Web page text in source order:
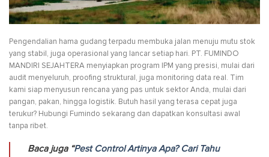
Pengendalian hama gudang terpadu membuka jalan menuju mutu stok
yang stabil, juga operasional yang lancar setiap hari. PT. FUMINDO
MANDIRI SEJAHTERA menyiapkan program IPM yang presisi, mulai dari
audit menyeluruh, proofing struktural, juga monitoring data real. Tim
kami siap menyusun rencana yang pas untuk sektor Anda, mulai dari
pangan, pakan, hingga logistik. Butuh hasil yang terasa cepat juga
terukur? Hubungi Fumindo sekarang dan dapatkan konsultasi awal
tanpa ribet.
Baca juga “Pest Control Artinya Apa? Cari Tahu